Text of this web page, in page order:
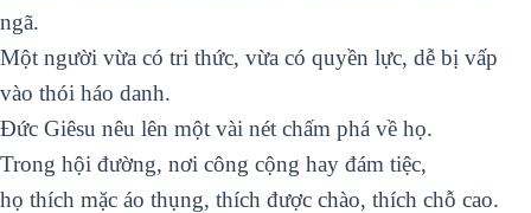
ngã.
Một người vừa có tri thức, vừa có quyền lực, dễ bị vấp
vào thói háo danh.
Đức Giêsu nêu lên một vài nét chấm phá về họ.
Trong hội đường, nơi công cộng hay đám tiệc,
họ thích mặc áo thụng, thích được chào, thích chỗ cao.